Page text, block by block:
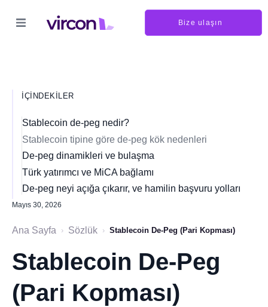
Bize ulaşın
İÇINDEKILER
Stablecoin de-peg nedir?
Stablecoin tipine göre de-peg kök nedenleri
De-peg dinamikleri ve bulaşma
Türk yatırımcı ve MiCA bağlamı
De-peg neyi açığa çıkarır, ve hamilin başvuru yolları
Mayıs 30, 2026
Ana Sayfa › Sözlük › Stablecoin De-Peg (Pari Kopması)
Stablecoin De-Peg
(Pari Kopması)